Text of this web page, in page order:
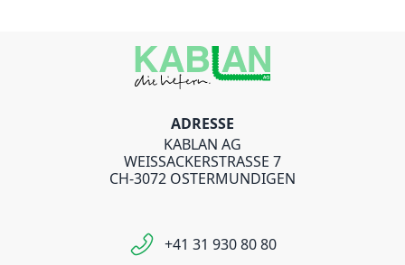
ADRESSE
KABLAN AG
WEISSACKERSTRASSE 7
CH-3072 OSTERMUNDIGEN
+41 31 930 80 80